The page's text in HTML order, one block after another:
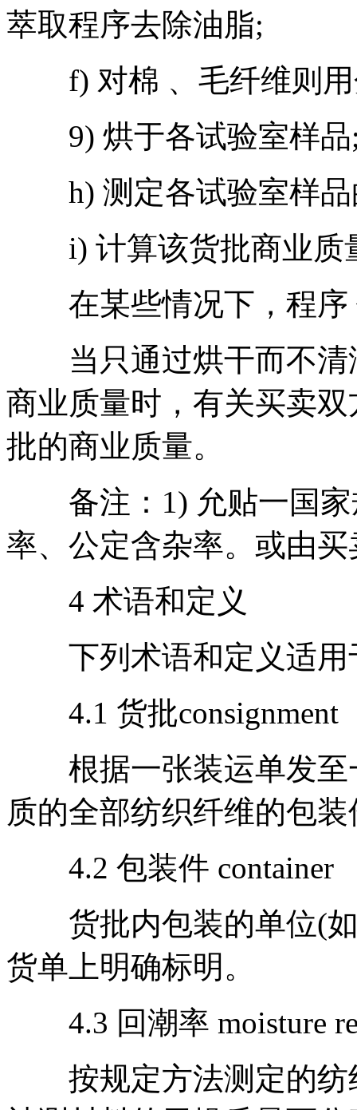
萃取程序去除油脂;
f) 对棉 、毛纤维则用
9) 烘于各试验室样品
h) 测定各试验室样品
i) 计算该货批商业质
在某些情况下，程序
当只通过烘干而不清
商业质量时，有关买卖
批的商业质量。
备注：1) 允贴一国家
率、公定含杂率。或由
4 术语和定义
下列术语和定义适用
4.1 货批consignment
根据一张装运单发至
质的全部纺织纤维的包装
4.2 包装件 container
货批内包装的单位(如
货单上明确标明。
4.3 回潮率 moisture
按规定方法测定的纺